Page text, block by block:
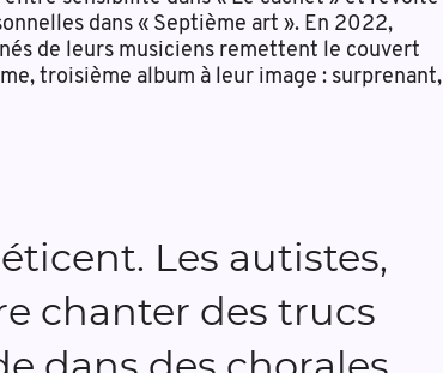
dans « Septième art ». En 2022,
de leurs musiciens remettent le couvert
troisième album à leur image : surprenant,
Les autistes,
chanter des trucs